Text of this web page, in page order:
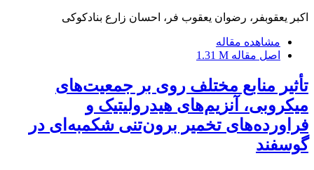
اکبر یعقوبفر، رضوان یعقوب فر، احسان زارع بنادکوکی
مشاهده مقاله
اصل مقاله 1.31 M
تأثیر منابع مختلف روی بر جمعیت‌های
میکروبی، آنزیم‌های هیدرولیتیک و
فراورده‌‌های تخمیر برون‌تنی شکمبه‌ای در
گوسفند